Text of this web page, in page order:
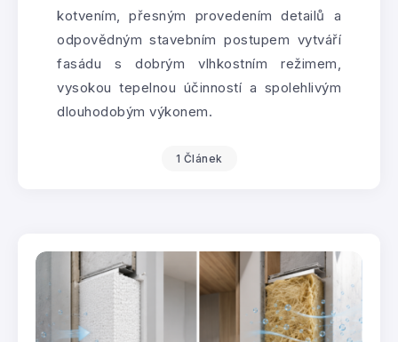
kotvením, přesným provedením detailů a
odpovědným stavebním postupem vytváří
fasádu s dobrým vlhkostním režimem,
vysokou tepelnou účinností a spolehlivým
dlouhodobým výkonem.
1 Článek